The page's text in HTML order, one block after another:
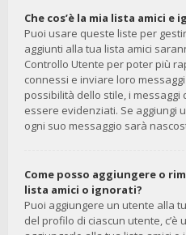
Che cos’è la mia lista amici e
Puoi usare queste liste per
aggiunti alla tua lista amici
Controllo Utente per poter più
connessi e inviare loro
possibilità dello stile, i
essere evidenziati. Se aggiungi
ogni suo messaggio sarà
Come posso aggiungere o
lista amici o ignorati?
Puoi aggiungere un utente alla
del profilo di ciascun utente, c’è